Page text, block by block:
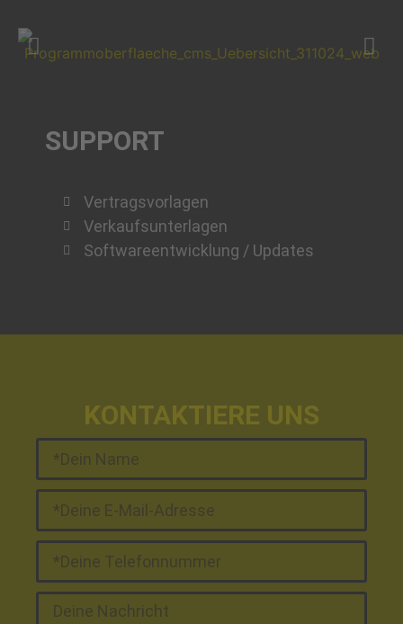
SUPPORT
Vertragsvorlagen
Verkaufsunterlagen
Softwareentwicklung / Updates
KONTAKTIERE UNS